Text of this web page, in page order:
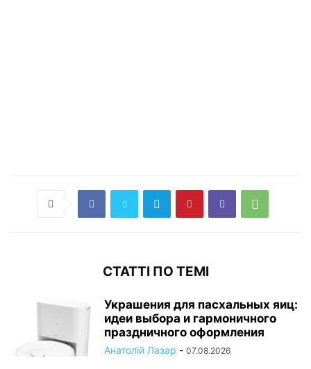
СТАТТІ ПО ТЕМІ
Украшения для пасхальных яиц:
идеи выбора и гармоничного
праздничного оформления
Анатолій Лазар - 07.08.2026